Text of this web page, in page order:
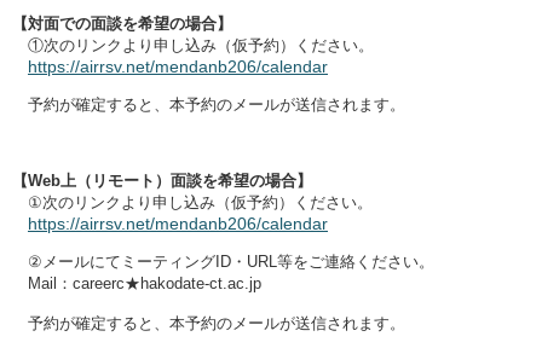
【対面での面談を希望の場合】
①次のリンクより申し込み（仮予約）ください。
https://airrsv.net/mendanb206/calendar
予約が確定すると、本予約のメールが送信されます。
【Web上（リモート）面談を希望の場合】
①次のリンクより申し込み（仮予約）ください。
https://airrsv.net/mendanb206/calendar
②メールにてミーティングID・URL等をご連絡ください。
Mail：careerc★hakodate-ct.ac.jp
予約が確定すると、本予約のメールが送信されます。